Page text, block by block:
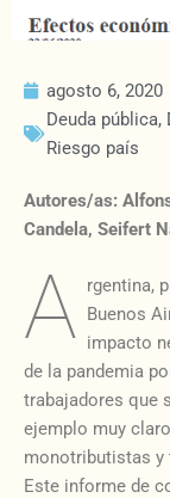
agosto 6, 2020
Deuda pública,
Riesgo país
Autores/as:
Candela, Seifert
A rgentina,
Buenos
impacto
de la pandemia
trabajadores que
ejemplo muy
monotributistas y
Este informe de